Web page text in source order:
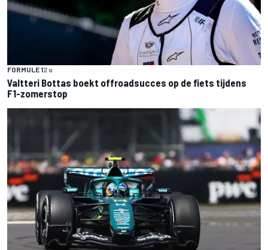
FORMULE 12 u
Valtteri Bottas boekt offroadsucces op de fiets tijdens
F1-zomerstop